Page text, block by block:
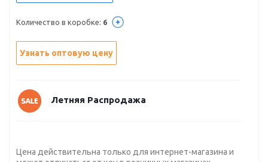
Количество в коробке: 6
Узнать оптовую цену
Летняя Распродажа
Цена действительна только для интернет-магазина и